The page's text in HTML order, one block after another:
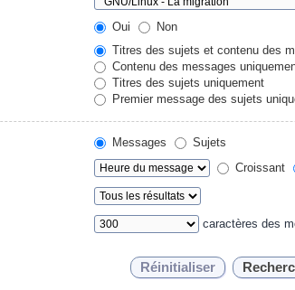
Oui
Non
Titres des sujets et contenu des
Contenu des messages
Titres des sujets uniquement
Premier message des sujets
Messages
Sujets
Croissant
caractères des